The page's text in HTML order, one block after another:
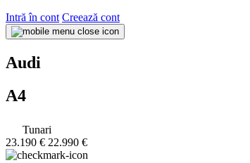
Intră în cont Creează cont
Audi
A4
Tunari
23.190 € 22.990 €